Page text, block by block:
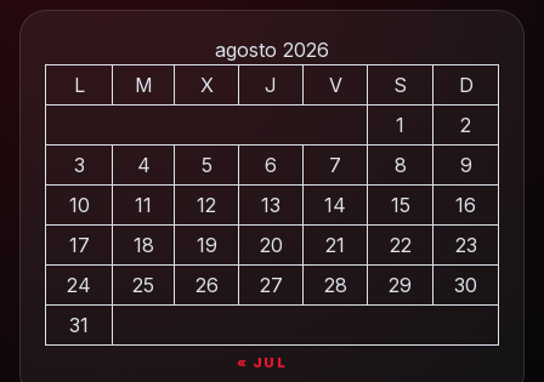
agosto 2026
L
M X J V S
D
1
2
3
4 5 6 7 8
9
10
11 12 13 14 15
16
17
18 19 20 21 22
23
24
25 26 27 28 29
30
31
« JUL